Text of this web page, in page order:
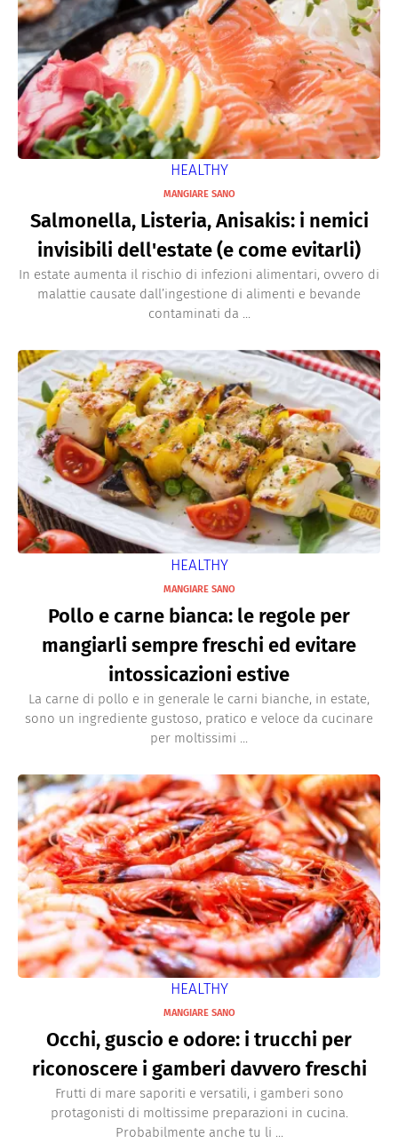
HEALTHY
MANGIARE SANO
Salmonella, Listeria, Anisakis: i nemici
invisibili dell'estate (e come evitarli)
In estate aumenta il rischio di infezioni alimentari, ovvero di
malattie causate dall’ingestione di alimenti e bevande
contaminati da ...
HEALTHY
MANGIARE SANO
Pollo e carne bianca: le regole per
mangiarli sempre freschi ed evitare
intossicazioni estive
La carne di pollo e in generale le carni bianche, in estate,
sono un ingrediente gustoso, pratico e veloce da cucinare
per moltissimi ...
HEALTHY
MANGIARE SANO
Occhi, guscio e odore: i trucchi per
riconoscere i gamberi davvero freschi
Frutti di mare saporiti e versatili, i gamberi sono
protagonisti di moltissime preparazioni in cucina.
Probabilmente anche tu li ...